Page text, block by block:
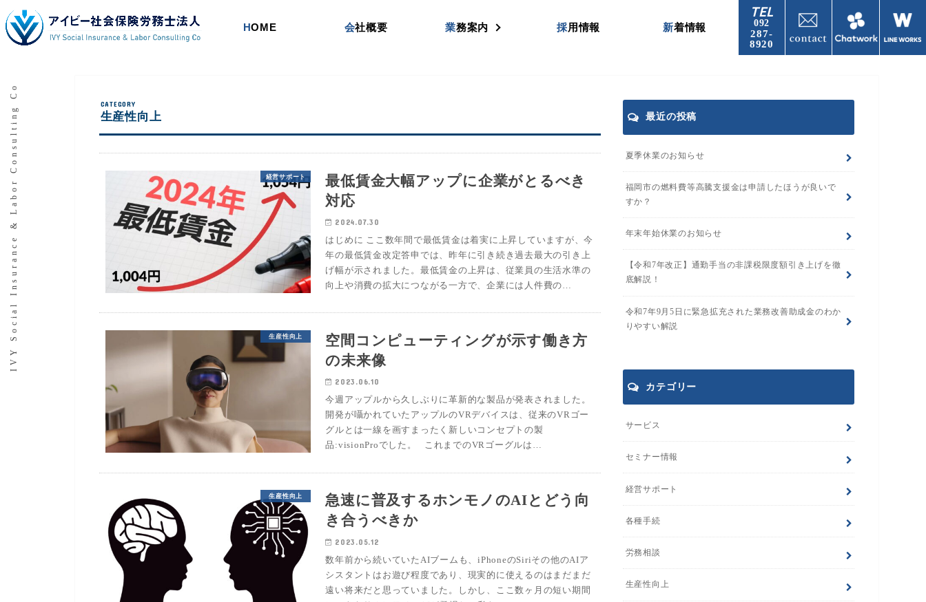
HOME 会社概要 業務案内 採用情報 新着情報
TEL
092
287-
8920
IVY Social Insurance & Labor Consulting Co 生産性向上
経営サポート
最低賃金大幅アップに企業がとるべき
対応
2024.07.30
はじめに ここ数年間で最低賃金は着実に上昇していますが、今
年の最低賃金改定答申では、昨年に引き続き過去最大の引き上
げ幅が示されました。最低賃金の上昇は、従業員の生活水準の
向上や消費の拡大につながる一方で、企業には人件費の…
生産性向上
空間コンピューティングが示す働き方
の未来像
2023.06.10
今週アップルから久しぶりに革新的な製品が発表されました。
開発が囁かれていたアップルのVRデバイスは、従来のVRゴー
グルとは一線を画すまったく新しいコンセプトの製
品:visionProでした。 これまでのVRゴーグルは…
生産性向上
急速に普及するホンモノのAIとどう向
き合うべきか
2023.05.12
数年前から続いていたAIブームも、iPhoneのSiriその他のAIア
シスタントはお遊び程度であり、現実的に使えるのはまだまだ
遠い将来だと思っていました。しかし、ここ数ヶ月の短い期間
最近の投稿
夏季休業のお知らせ
福岡市の燃料費等高騰支援金は申請したほうが良いで
すか？
年末年始休業のお知らせ
【令和7年改正】通勤手当の非課税限度額引き上げを徹
底解説！
令和7年9月5日に緊急拡充された業務改善助成金のわか
りやすい解説
カテゴリー
サービス
セミナー情報
経営サポート
各種手続
労務相談
生産性向上